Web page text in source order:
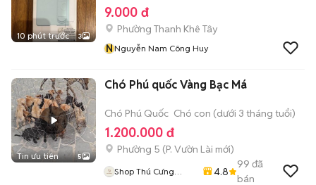
10 phút trước 3
9.000 đ
Phường Thanh Khê Tây
NNguyễn Nam Công Huy
Tin ưu tiên 5
Chó Phú quốc Vàng Bạc Má
Chó Phú Quốc Chó con (dưới 3 tháng tuổi)
1.200.000 đ
Phường 5 (P. Vườn Lài mới)
Shop Thú Cưng
4.8
99 đã
bán